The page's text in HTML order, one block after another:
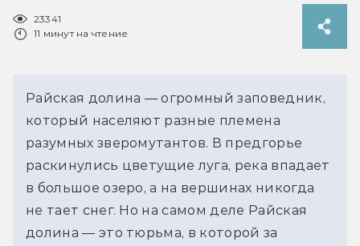
23341
11 минут на чтение
Райская долина — огромный заповедник,
который населяют разные племена
разумных зверомутантов. В предгорье
раскинулись цветущие луга, река впадает
в большое озеро, а на вершинах никогда
не тает снег. Но на самом деле Райская
долина — это тюрьма, в которой за